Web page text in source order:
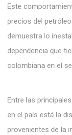
Este
precios del
demuestra lo
dependencia que
colombiana en el
Entre las
en el país está la
provenientes de la